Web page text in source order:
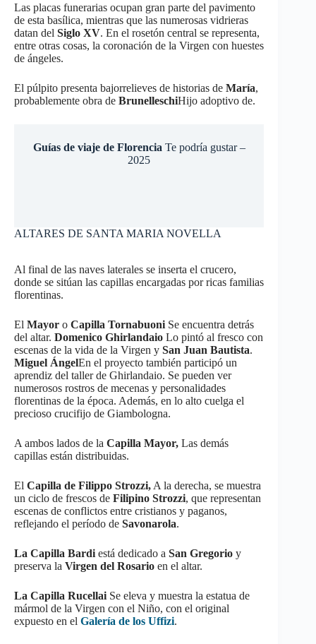
Las placas funerarias ocupan gran parte del pavimento
de esta basílica, mientras que las numerosas vidrieras
datan del Siglo XV. En el rosetón central se representa,
entre otras cosas, la coronación de la Virgen con huestes
de ángeles.
El púlpito presenta bajorrelieves de historias de María,
probablemente obra de BrunelleschiHijo adoptivo de.
Guías de viaje de Florencia Te podría gustar –
2025
ALTARES DE SANTA MARIA NOVELLA
Al final de las naves laterales se inserta el crucero,
donde se sitúan las capillas encargadas por ricas familias
florentinas.
El Mayor o Capilla Tornabuoni Se encuentra detrás
del altar. Domenico Ghirlandaio Lo pintó al fresco con
escenas de la vida de la Virgen y San Juan Bautista.
Miguel ÁngelEn el proyecto también participó un
aprendiz del taller de Ghirlandaio. Se pueden ver
numerosos rostros de mecenas y personalidades
florentinas de la época. Además, en lo alto cuelga el
precioso crucifijo de Giambologna.
A ambos lados de la Capilla Mayor, Las demás
capillas están distribuidas.
El Capilla de Filippo Strozzi, A la derecha, se muestra
un ciclo de frescos de Filipino Strozzi, que representan
escenas de conflictos entre cristianos y paganos,
reflejando el período de Savonarola.
La Capilla Bardi está dedicado a San Gregorio y
preserva la Virgen del Rosario en el altar.
La Capilla Rucellai Se eleva y muestra la estatua de
mármol de la Virgen con el Niño, con el original
expuesto en el Galería de los Uffizi.